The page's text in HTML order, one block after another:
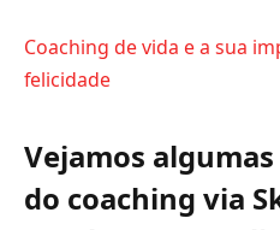
Coaching de vida e a sua
felicidade
Vejamos
do coaching via